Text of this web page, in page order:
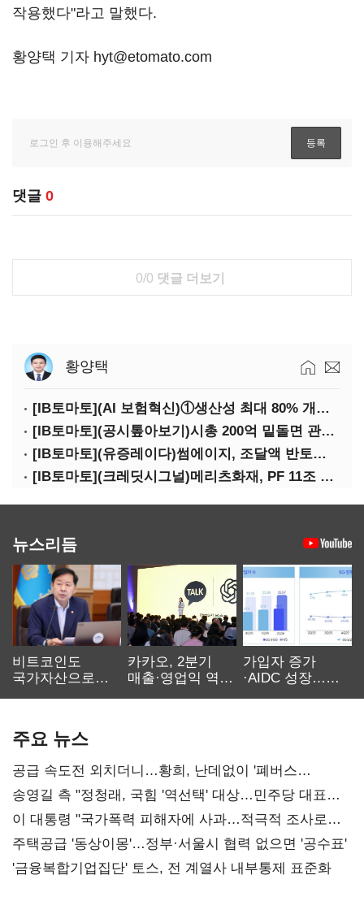
작용했다"라고 말했다.
황양택 기자 hyt@etomato.com
댓글 0
0/0 댓글 더보기
황양택
[IB토마토](AI 보험혁신)①생산성 최대 80% 개선…현실은 '실행 격차'
[IB토마토](공시톺아보기)시총 200억 밑돌면 관리종목…상폐 피하려면
[IB토마토](유증레이다)썸에이지, 조달액 반토막…시총 200억 못 넘으면 철회
[IB토마토](크레딧시그널)메리츠화재, PF 11조 노출…부동산 사업성 저하 우려
뉴스리듬
비트코인도
국가자산으로…'
카카오, 2분기
매출·영업익 역대
가입자 증가
·AIDC 성장…
주요 뉴스
공급 속도전 외치더니…황희, 난데없이 '폐버스
리모델링' 제안
송영길 측 "정청래, 국힘 '역선택' 대상…민주당 대표로
총선 지휘 못해"
이 대통령 "국가폭력 피해자에 사과…적극적 조사로
진실 밝혀야"
주택공급 '동상이몽'…정부·서울시 협력 없으면 '공수표'
'금융복합기업집단' 토스, 전 계열사 내부통제 표준화